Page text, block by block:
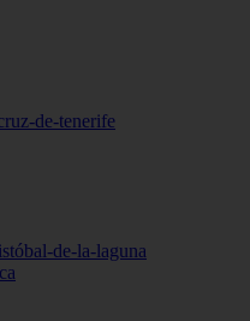
de-tenerife
de-la-laguna